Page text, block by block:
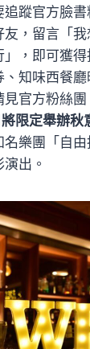
追蹤官方臉
友，留言「
」，即可獲
、知味西餐
官方粉絲團
將限定舉辦
名樂團「自
出。